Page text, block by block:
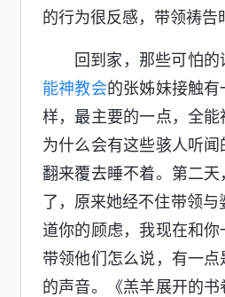
的行为很反感，带领祷告
回到家，那些可怕
能神教会的张姊妹接触
样，最主要的一点，全
为什么会有这些骇人听
翻来覆去睡不着。第二
了，原来她经不住带领
道你的顾虑，我现在和
带领他们怎么说，有一
的声音。《羔羊展开的